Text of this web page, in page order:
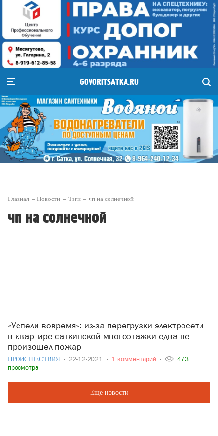
GOVORITSATKA.RU
Главная Новости Тэги чп на солнечной
чп на солнечной
«Успели вовремя»: из-за перегрузки электросети
в квартире саткинской многоэтажки едва не
произошёл пожар
ПРОИСШЕСТВИЯ 22-12-2021 1 комментарий
473
просмотра
Еще новости